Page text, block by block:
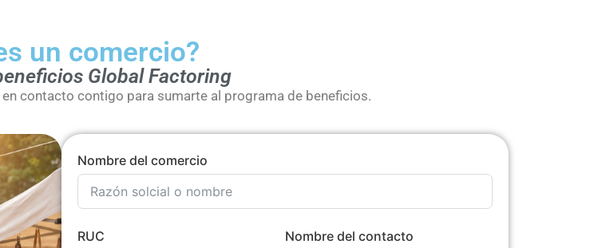
un comercio?
Global Factoring
contacto contigo para sumarte al programa de beneficios.
Nombre del comercio
RUC Nombre del contacto